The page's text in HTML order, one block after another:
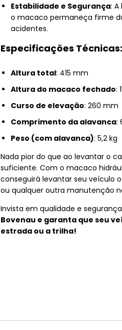
Estabilidade e Segurança:
o macaco permaneça firme
acidentes.
Especificações Técnicas:
Altura total: 415 mm
Altura do macaco fechado:
Curso de elevação: 260 mm
Comprimento da alavanca:
Peso (com alavanca): 5,2 kg
Nada pior do que ao levantar o
suficiente. Com o macaco
conseguirá levantar seu veículo
ou qualquer outra manutenção
Invista em qualidade e
Bovenau e garanta que seu
estrada ou a trilha!